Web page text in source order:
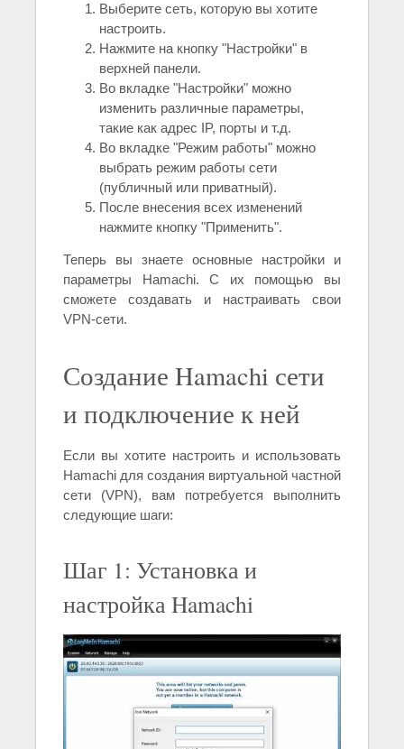
Выберите сеть, которую вы хотите
настроить.
Нажмите на кнопку "Настройки" в
верхней панели.
Во вкладке "Настройки" можно
изменить различные параметры,
такие как адрес IP, порты и т.д.
Во вкладке "Режим работы" можно
выбрать режим работы сети
(публичный или приватный).
После внесения всех изменений
нажмите кнопку "Применить".
Теперь вы знаете основные настройки и
параметры Hamachi. С их помощью вы
сможете создавать и настраивать свои
VPN-сети.
Создание Hamachi сети
и подключение к ней
Если вы хотите настроить и использовать
Hamachi для создания виртуальной частной
сети (VPN), вам потребуется выполнить
следующие шаги:
Шаг 1: Установка и
настройка Hamachi